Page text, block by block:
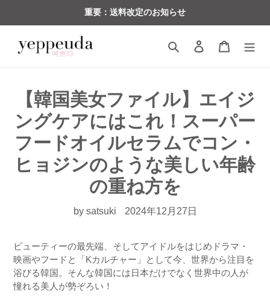
重要：送料改定のお知らせ
検索 ログインカート
【韓国美女ファイル】エイジ
ングケアにはこれ！スーパー
フードオイルセラムでコン・
ヒョジンのような美しい年齢
の重ね方を
by satsuki 2024年12月27日
ビューティーの最先端、そしてアイドルをはじめドラマ・
映画やフードと「Kカルチャー」として今、世界から注目を
浴びる韓国。そんな韓国には日本だけでなく世界中の人が
憧れる美人が勢ぞろい！